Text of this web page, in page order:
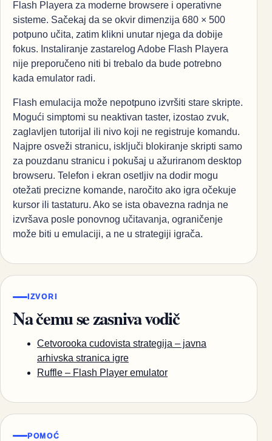
Flash Playera za moderne browsere i operativne
sisteme. Sačekaj da se okvir dimenzija 680 × 500
potpuno učita, zatim klikni unutar njega da dobije
fokus. Instaliranje zastarelog Adobe Flash Playera
nije preporučeno niti bi trebalo da bude potrebno
kada emulator radi.
Flash emulacija može nepotpuno izvršiti stare skripte.
Mogući simptomi su neaktivan taster, izostao zvuk,
zaglavljen tutorijal ili nivo koji ne registruje komandu.
Najpre osveži stranicu, isključi blokiranje skripti samo
za pouzdanu stranicu i pokušaj u ažuriranom desktop
browseru. Telefon i ekran osetljiv na dodir mogu
otežati precizne komande, naročito ako igra očekuje
kursor ili tastaturu. Ako se ista obavezna radnja ne
izvršava posle ponovnog učitavanja, ograničenje
može biti u emulaciji, a ne u strategiji igrača.
IZVORI
Na čemu se zasniva vodič
Cetvorooka cudovista strategija – javna
arhivska stranica igre
Ruffle – Flash Player emulator
POMOĆ